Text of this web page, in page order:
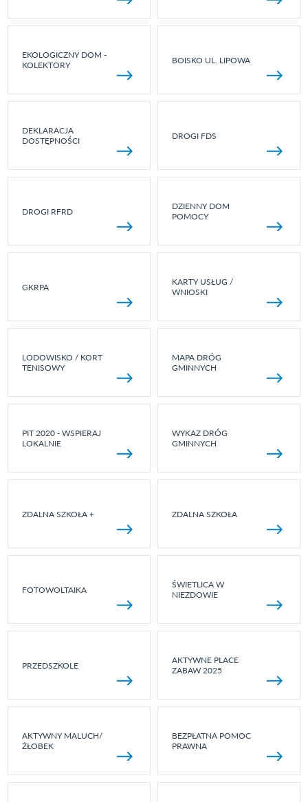
EKOLOGICZNY DOM -
KOLEKTORY
BOISKO UL. LIPOWA
DEKLARACJA
DOSTĘPNOŚCI
DROGI FDS
DROGI RFRD
DZIENNY DOM
POMOCY
GKRPA
KARTY USŁUG /
WNIOSKI
LODOWISKO / KORT
TENISOWY
MAPA DRÓG
GMINNYCH
PIT 2020 - WSPIERAJ
LOKALNIE
WYKAZ DRÓG
GMINNYCH
ZDALNA SZKOŁA + ZDALNA SZKOŁA
FOTOWOLTAIKA
ŚWIETLICA W
NIEZDOWIE
PRZEDSZKOLE
AKTYWNE PLACE
ZABAW 2025
AKTYWNY MALUCH/
ŻŁOBEK
BEZPŁATNA POMOC
PRAWNA